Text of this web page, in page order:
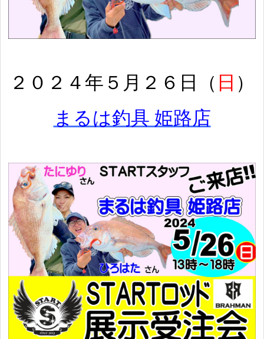
２０２４年５月２６日（ 日 ）
まるは釣具 姫路店